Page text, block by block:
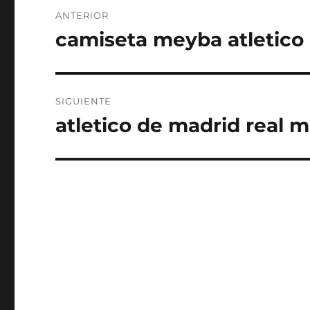
de
ANTERIOR
Entrada
camiseta meyba atletico
SIGUIENTE
Entrada
atletico de madrid real